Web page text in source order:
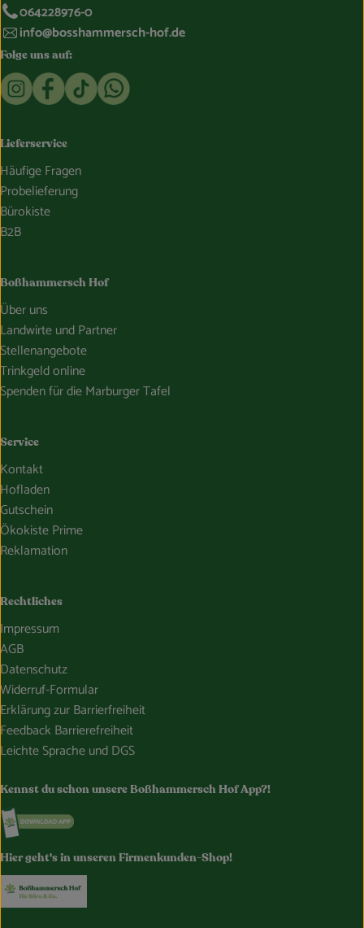
064228976-0
info@bosshammersch-hof.de
Folge uns auf:
Externer Link zu https://www.instagram.com/
Externer Link zu https://www.facebook.com/
Externer Link zu https://www.tiktok.com/
Externer Link zu https://whatsapp.com/
Lieferservice
Häufige Fragen
Probelieferung
Bürokiste
B2B
Boßhammersch Hof
Über uns
Landwirte und Partner
Stellenangebote
Trinkgeld online
Spenden für die Marburger Tafel
Service
Kontakt
Hofladen
Gutschein
Ökokiste Prime
Reklamation
Rechtliches
Impressum
AGB
Datenschutz
Widerruf-Formular
Erklärung zur Barrierfreiheit
Feedback Barrierefreiheit
Leichte Sprache und DGS
Kennst du schon unsere Boßhammersch Hof App?!
Externer Link zu https://www.bosshammersch-
Hier geht's in unseren Firmenkunden-Shop!